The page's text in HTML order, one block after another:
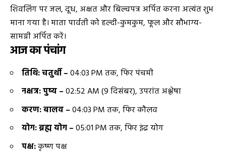
शिवलिंग पर जल, दूध, अक्षत और बिल्वपत्र अर्पित करना अत्यंत शुभ
माना गया है। माता पार्वती को हल्दी-कुमकुम, फूल और सौभाग्य-
सामग्री अर्पित करें।
आज का पंचांग
तिथि: चतुर्थी –04:03 PM तक, फिर पंचमी
नक्षत्र: पुष्य –02:52 AM (9 दिसंबर), उपरांत अश्लेषा
करण: बालव –04:03 PM तक, फिर कौलव
योग: ब्रह्म योग –05:01 PM तक, फिर इंद्र योग
पक्ष:कृष्ण पक्ष